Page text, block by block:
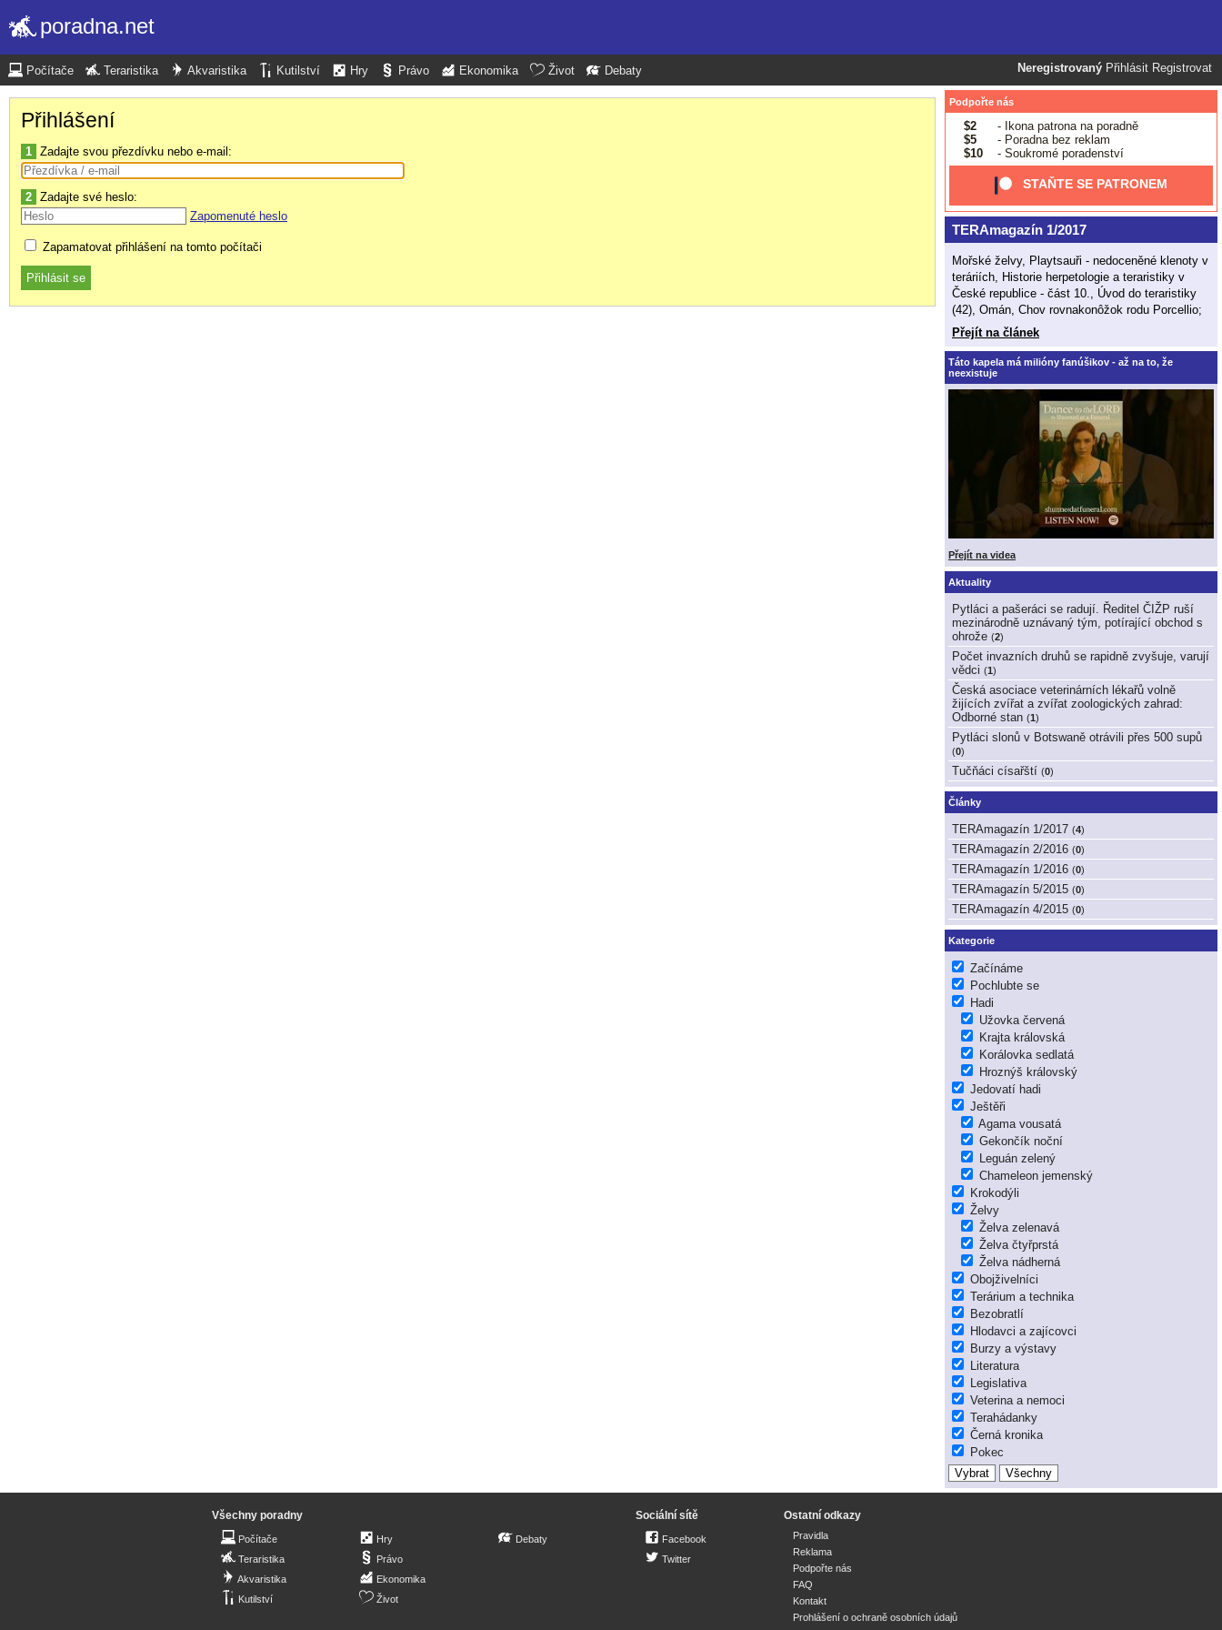
poradna.net
Neregistrovaný Přihlásit Registrovat
Počítače Teraristika Akvaristika Kutilství Hry Právo Ekonomika Život Debaty
Přihlášení
1 Zadajte svou přezdívku nebo e-mail:
2 Zadajte své heslo:
Zapomenuté heslo
Zapamatovat přihlášení na tomto počítači
Podpořte nás
$2
- Ikona patrona na poradně
$5
- Poradna bez reklam
$10
- Soukromé poradenství
STAŇTE SE PATRONEM
TERAmagazín 1/2017
Mořské želvy, Playtsauři - nedoceněné klenoty v
teráriích, Historie herpetologie a teraristiky v
České republice - část 10., Úvod do teraristiky
(42), Omán, Chov rovnakonôžok rodu Porcellio;
Přejít na článek
Táto kapela má milióny fanúšikov - až na to, že
neexistuje
Přejít na videa
Aktuality
Pytláci a pašeráci se radují. Ředitel ČIŽP ruší
mezinárodně uznávaný tým, potírající obchod s
ohrože (2)
Počet invazních druhů se rapidně zvyšuje, varují
vědci (1)
Česká asociace veterinárních lékařů volně
žijících zvířat a zvířat zoologických zahrad:
Odborné stan (1)
Pytláci slonů v Botswaně otrávili přes 500 supů
(0)
Tučňáci císařští (0)
Články
TERAmagazín 1/2017 (4)
TERAmagazín 2/2016 (0)
TERAmagazín 1/2016 (0)
TERAmagazín 5/2015 (0)
TERAmagazín 4/2015 (0)
Kategorie
Začínáme
Pochlubte se
Hadi
Užovka červená
Krajta královská
Korálovka sedlatá
Hroznýš královský
Jedovatí hadi
Ještěři
Agama vousatá
Gekončík noční
Leguán zelený
Chameleon jemenský
Krokodýli
Želvy
Želva zelenavá
Želva čtyřprstá
Želva nádherná
Obojživelníci
Terárium a technika
Bezobratlí
Hlodavci a zajícovci
Burzy a výstavy
Literatura
Legislativa
Veterina a nemoci
Terahádanky
Černá kronika
Pokec
Všechny poradny
Počítače
Teraristika
Akvaristika
Kutilství
Hry
Právo
Ekonomika
Život
Debaty
Sociální sítě
Facebook
Twitter
Ostatní odkazy
Pravidla
Reklama
Podpořte nás
FAQ
Kontakt
Prohlášení o ochraně osobních údajů